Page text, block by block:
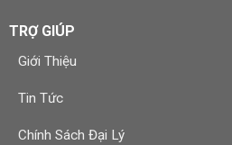
TRỢ GIÚP
Giới Thiệu
Tin Tức
Chính Sách Đại Lý